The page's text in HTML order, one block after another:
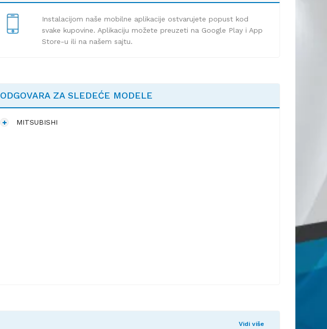
Instalacijom naše mobilne aplikacije ostvarujete popust kod
svake kupovine. Aplikaciju možete preuzeti na Google Play i App
Store-u ili na našem sajtu.
ODGOVARA ZA SLEDEĆE MODELE
MITSUBISHI
Vidi više